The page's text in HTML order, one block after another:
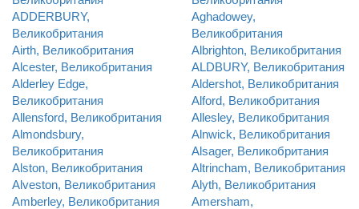
ADDERBURY,
Великобритания
Aghadowey,
Великобритания
Airth, Великобритания
Albrighton, Великобритания
Alcester, Великобритания
ALDBURY, Великобритания
Alderley Edge,
Великобритания
Aldershot, Великобритания
Alford, Великобритания
Allensford, Великобритания
Allesley, Великобритания
Almondsbury,
Великобритания
Alnwick, Великобритания
Alsager, Великобритания
Alston, Великобритания
Altrincham, Великобритания
Alveston, Великобритания
Alyth, Великобритания
Amberley, Великобритания
Amersham,